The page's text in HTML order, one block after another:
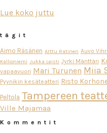
Lue koko juttu
tägit
Aimo Räsänen Arttu Ratinen Auvo
Kallioniemi Jukka Leisti Jyrki Mänttäri
vapaavuori Mari Turunen Miia
Pyynikin kesäteatteri Risto
Peltola Tampereen
Ville Majamaa
Kommentit